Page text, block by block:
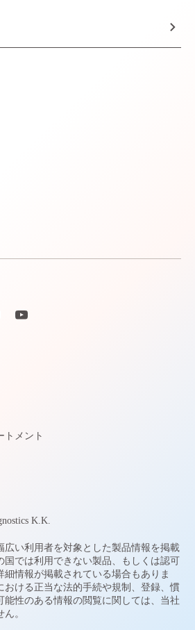
トメント
K.K.
広い利用者を対象とした製品情報を掲載
国では利用できない製品、もしくは認可
細情報が掲載されている場合もありま
おける正当な法的手続や規制、登録、慣
能性のある情報の閲覧に関しては、当社
。